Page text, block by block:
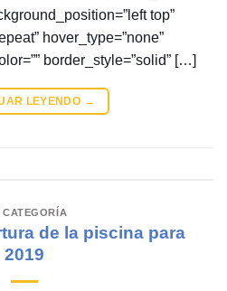
top”
hover_type=”none”
border_style=”solid” […]
LEYENDO →
CATEGORÍA
de la piscina para
2019